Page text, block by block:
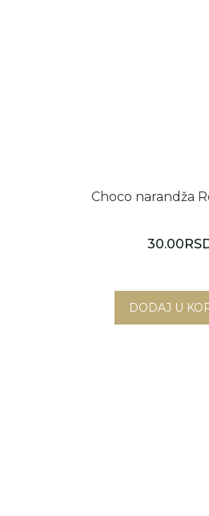
Choco narandža
30.00